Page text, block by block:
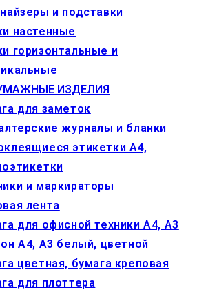
и подставки
настенные
горизонтальные и
ИЗДЕЛИЯ
для заметок
журналы и бланки
этикетки А4,
и маркираторы
лента
для офисной техники А4, А3
А4, А3 белый, цветной
цветная, бумага креповая
для плоттера